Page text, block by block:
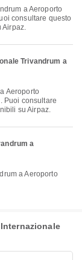
consultare questo
Airpaz.
Trivandrum a
Puoi consultare
su Airpaz.
a